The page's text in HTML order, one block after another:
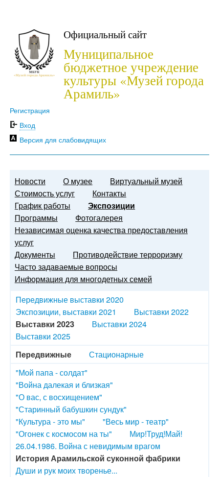
Официальный сайт
Муниципальное
бюджетное учреждение
культуры «Музей города
Арамиль»
Регистрация
Вход
Версия для слабовидящих
Новости О музее
Виртуальный музей
Стоимость услуг
Контакты
График работы
Экспозиции
Программы
Фотогалерея
Независимая оценка качества предоставления
услуг
Документы
Противодействие терроризму
Часто задаваемые вопросы
Информация для многодетных семей
Передвижные выставки 2020
Экспозиции, выставки 2021
Выставки 2022
Выставки 2023
Выставки 2024
Выставки 2025
Передвижные
Стационарные
"Мой папа - солдат"
"Война далекая и близкая"
"О вас, с восхищением"
"Старинный бабушкин сундук"
"Культура - это мы"
"Весь мир - театр"
"Огонек с космосом на ты"
Мир!Труд!Май!
26.04.1986. Война с невидимым врагом
История Арамильской суконной фабрики
Души и рук моих творенье...